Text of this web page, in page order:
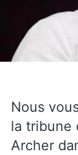
Nous
la tribune
Archer